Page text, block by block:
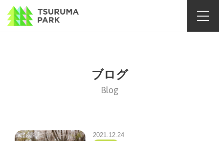
ブログ
Blog
2021.12.24